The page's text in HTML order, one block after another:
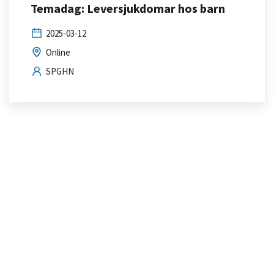
Temadag: Leversjukdomar hos barn
2025-03-12
Online
SPGHN